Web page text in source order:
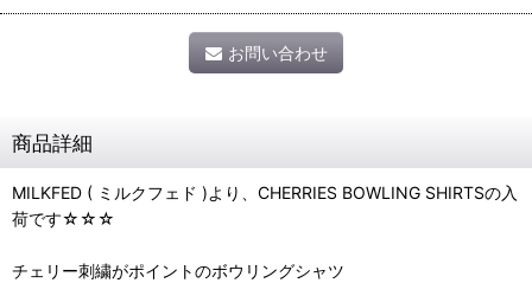
お問い合わせ
商品詳細
MILKFED ( ミルクフェド )より、CHERRIES BOWLING SHIRTSの入
荷です☆☆☆
チェリー刺繍がポイントのボウリングシャツ